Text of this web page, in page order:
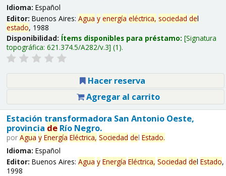
Idioma: Español
Editor: Buenos Aires: Agua y energía eléctrica, sociedad del
estado, 1988
Disponibilidad: Ítems disponibles para préstamo: Signatura
topográfica: 621.374.5/A282/v.3 (1).
Hacer reserva
Agregar al carrito
Estación transformadora San Antonio Oeste,
provincia deRío Negro.
por Agua y Energía Eléctrica, Sociedad del Estado.
Idioma: Español
Editor: Buenos Aires: Agua y Energía Eléctrica, Sociedad del Estado,
1998